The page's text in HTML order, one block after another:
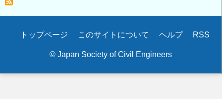
ラ
ク
Secondary
トップページ このサイトについて ヘルプ RSS
© Japan Society of Civil Engineers